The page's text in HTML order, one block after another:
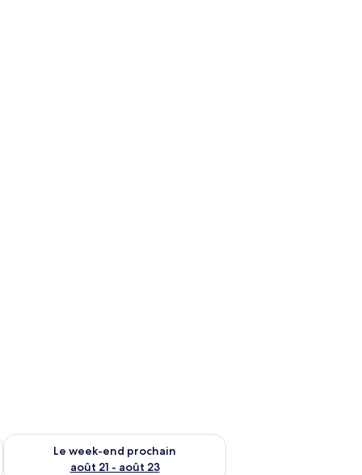
août 14 - août 16
Le week-end prochain
août 21 - août 23
Vérifier la disponibilité pour le week-end prochain août 21 -